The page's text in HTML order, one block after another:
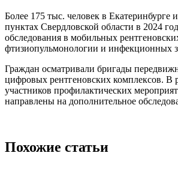
Более 175 тыс. человек в Екатеринбурге
пунктах Свердловской области в 2024
обследования в мобильных
фтизиопульмонологии и инфекционных
Граждан осматривали бригады
цифровых рентгеновских комплексов. В
участников профилактических
направлены на дополнительное
Похожие статьи